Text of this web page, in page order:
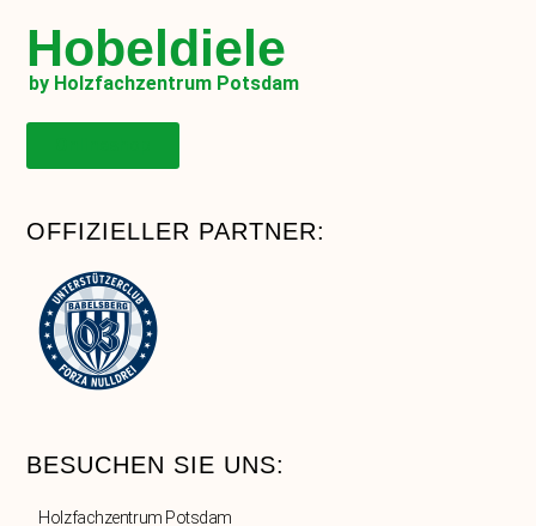
Hobeldiele
by Holzfachzentrum Potsdam
OFFIZIELLER PARTNER:
BESUCHEN SIE UNS:
Holzfachzentrum Potsdam